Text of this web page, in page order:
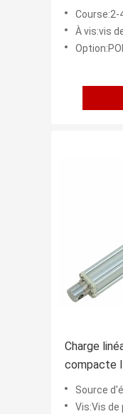
lecteur 24
parallèle
Course:2-
À vis:vis
Charge
compacte
industrielle
Source
Vis:Vis